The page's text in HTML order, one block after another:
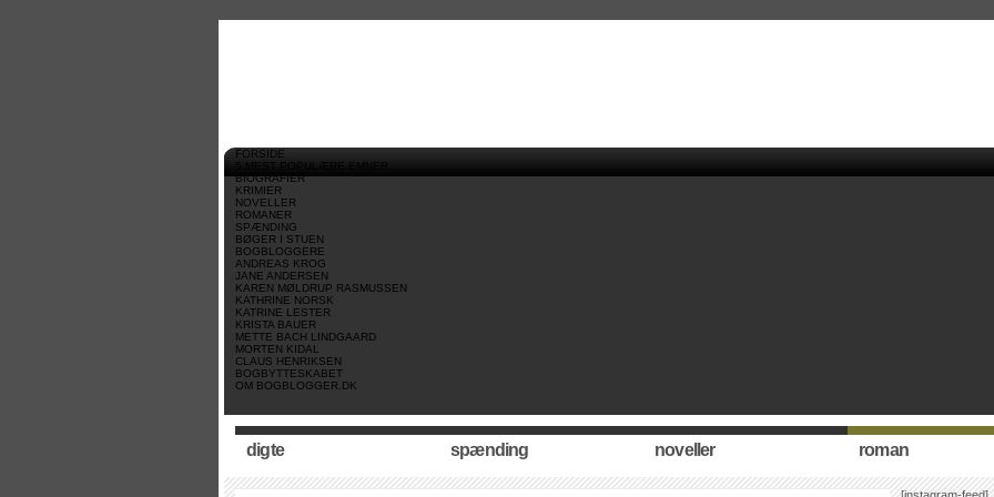
FORSIDE
5 MEST POPULÆRE EMNER
BIOGRAFIER
KRIMIER
NOVELLER
ROMANER
SPÆNDING
BØGER I STUEN
BOGBLOGGERE
ANDREAS KROG
JANE ANDERSEN
KAREN MØLDRUP RASMUSSEN
KATHRINE NORSK
KATRINE LESTER
KRISTA BAUER
METTE BACH LINDGAARD
MORTEN KIDAL
CLAUS HENRIKSEN
BOGBYTTESKABET
OM BOGBLOGGER.DK
digte spænding noveller roman